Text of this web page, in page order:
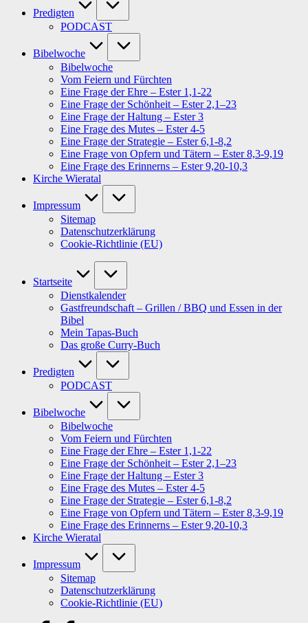
Predigten
PODCAST
Bibelwoche
Bibelwoche
Vom Feiern und Fürchten
Eine Frage der Ehre – Ester 1,1-22
Eine Frage der Schönheit – Ester 2,1–23
Eine Frage der Haltung – Ester 3
Eine Frage des Mutes – Ester 4-5
Eine Frage der Strategie – Ester 6,1-8,2
Eine Frage von Opfern und Tätern – Ester 8,3-9,19
Eine Frage des Erinnerns – Ester 9,20-10,3
Kirche Wieratal
Impressum
Sitemap
Datenschutzerklärung
Cookie-Richtlinie (EU)
Startseite
Dienstkalender
Gastfreundschaft – Grillen / BBQ und Essen in der
Bibel
Mein Tapas-Buch
Das große Curry-Buch
Predigten
PODCAST
Bibelwoche
Bibelwoche
Vom Feiern und Fürchten
Eine Frage der Ehre – Ester 1,1-22
Eine Frage der Schönheit – Ester 2,1–23
Eine Frage der Haltung – Ester 3
Eine Frage des Mutes – Ester 4-5
Eine Frage der Strategie – Ester 6,1-8,2
Eine Frage von Opfern und Tätern – Ester 8,3-9,19
Eine Frage des Erinnerns – Ester 9,20-10,3
Kirche Wieratal
Impressum
Sitemap
Datenschutzerklärung
Cookie-Richtlinie (EU)